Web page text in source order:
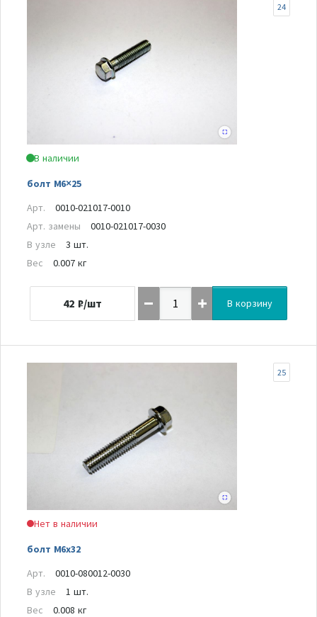
В наличии
болт M6×25
24
Арт.
0010-021017-0010
Арт. замены
0010-021017-0030
В узле
3 шт.
Вес
0.007 кг
42 ₽/шт В корзину
Нет в наличии
болт М6х32
25
Арт.
0010-080012-0030
В узле
1 шт.
Вес
0.008 кг